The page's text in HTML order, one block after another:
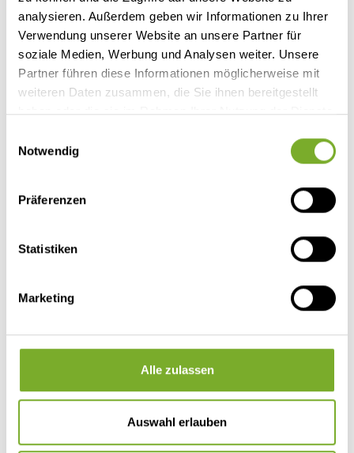
analysieren. Außerdem geben wir Informationen zu Ihrer
Verwendung unserer Website an unsere Partner für
soziale Medien, Werbung und Analysen weiter. Unsere
Partner führen diese Informationen möglicherweise mit
weiteren Daten zusammen, die Sie ihnen bereitgestellt
haben oder die sie im Rahmen Ihrer Nutzung der Dienste
Notwendig
Präferenzen
Statistiken
Marketing
Alle zulassen
Auswahl erlauben
Tab
Die T@b-Wohnwagen sind die ideale Wahl für
Abenteuerlustige und Komfortliebhaber, denn sie
eignen sich sowohl für spontane Wochenendtrips als
auch für längere Reisen. Mit ihren kompakten
Innenraumkonzept bieten sie ein Maximum an
Mehr erfahren